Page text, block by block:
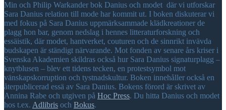
Min och Philip Warkander bok Danius och modet där vi utforskar
Sara Danius relation till mode har kommit ut. I boken diskuterar vi
med fokus på Sara Danius uppmärksammade klädkreationer de
plagg hon bar, genom nedslag i hennes litteraturforskning och
essäistik, där modet, hantverket, couturen och de sinnrikt invävda
budskapen är ständigt närvarande. Mot fonden av senare års kriser i
Svenska Akademien skildras också hur Sara Danius signaturplagg –
knytblusen – blev ett tidens tecken, en protestsymbol mot
vänskapskorruption och tystnadskultur. Boken innehåller också en
återpublicerad essä av Sara Danius. Bokens förord är skrivet av
Annina Rabe och utgiven på Hoc Press. Du hitta Danius och modet
hos t.ex. Adlibris och Bokus.